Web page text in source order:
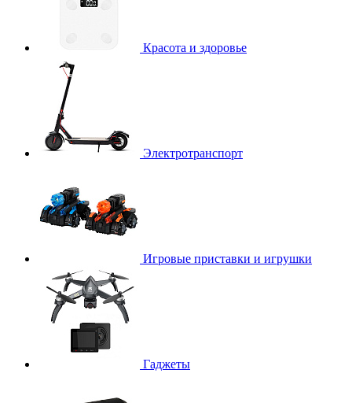
Красота и здоровье
Электротранспорт
Игровые приставки и игрушки
Гаджеты